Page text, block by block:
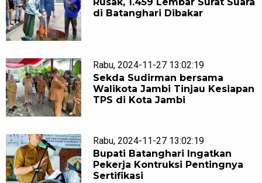
di Batanghari Dibakar
Rabu, 2024-11-27 13:02:19
Sekda Sudirman bersama
Walikota Jambi Tinjau Kesiapan
TPS di Kota Jambi
Rabu, 2024-11-27 13:02:19
Bupati Batanghari Ingatkan
Pekerja Kontruksi Pentingnya
Sertifikasi